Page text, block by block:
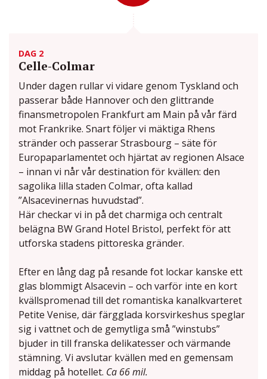
DAG 2
Celle-Colmar
Under dagen rullar vi vidare genom Tyskland och
passerar både Hannover och den glittrande
finansmetropolen Frankfurt am Main på vår färd
mot Frankrike. Snart följer vi mäktiga Rhens
stränder och passerar Strasbourg – säte för
Europaparlamentet och hjärtat av regionen Alsace
– innan vi når vår destination för kvällen: den
sagolika lilla staden Colmar, ofta kallad
”Alsacevinernas huvudstad”.
Här checkar vi in på det charmiga och centralt
belägna BW Grand Hotel Bristol, perfekt för att
utforska stadens pittoreska gränder.
Efter en lång dag på resande fot lockar kanske ett
glas blommigt Alsacevin – och varför inte en kort
kvällspromenad till det romantiska kanalkvarteret
Petite Venise, där färgglada korsvirkeshus speglar
sig i vattnet och de gemytliga små ”winstubs”
bjuder in till franska delikatesser och värmande
stämning. Vi avslutar kvällen med en gemensam
middag på hotellet. Ca 66 mil.